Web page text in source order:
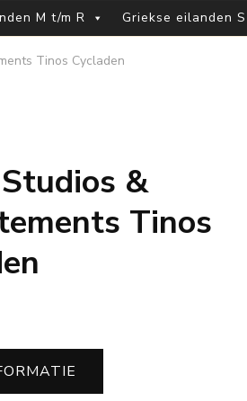
M t/m R Griekse eilanden
Tinos Cycladen
&
Tinos